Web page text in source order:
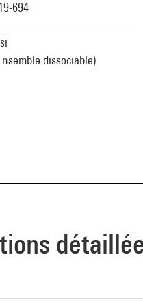
694
dissociable)